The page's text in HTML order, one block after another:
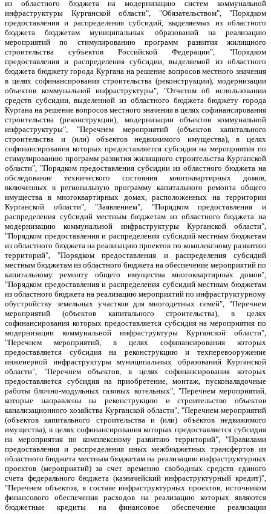
из областного бюджета на модернизацию систем коммунальной
инфраструктуры Курганской области", "Обязательством", "Порядком
предоставления и распределения субсидий, выделяемых из областного
бюджета бюджетам муниципальных образований на реализацию
мероприятий по стимулированию программ развития жилищного
строительства субъектов Российской Федерации", "Порядком
предоставления и распределения субсидии, выделяемой из областного
бюджета бюджету города Кургана на решение вопросов местного значения
в целях софинансирования строительства (реконструкции), модернизации
объектов коммунальной инфраструктуры", "Отчетом об использовании
средств субсидии, выделенной из областного бюджета бюджету города
Кургана на решение вопросов местного значения в целях софинансирования
строительства (реконструкции), модернизации объектов коммунальной
инфраструктуры", "Перечнем мероприятий (объектов капитального
строительства и (или) объектов недвижимого имущества), в целях
софинансирования которых предоставляется субсидия на мероприятия по
стимулированию программ развития жилищного строительства Курганской
области", "Порядком предоставления субсидии из областного бюджета на
обследование технического состояния многоквартирных домов,
включенных в региональную программу капитального ремонта общего
имущества в многоквартирных домах, расположенных на территории
Курганской области", "Заявлением", "Порядком предоставления и
распределения субсидий местным бюджетам из областного бюджета на
модернизацию коммунальной инфраструктуры Курганской области",
"Порядком предоставления и распределения субсидий местным бюджетам
из областного бюджета на реализацию проектов по комплексному развитию
территорий", "Порядком предоставления и распределения субсидий
местным бюджетам из областного бюджета на обеспечение мероприятий по
капитальному ремонту общего имущества многоквартирных домов",
"Порядком предоставления и распределения субсидий местным бюджетам
из областного бюджета на реализацию мероприятий по инфраструктурному
обустройству земельных участков для многодетных семей", "Перечнем
мероприятий (объектов капитального строительства), в целях
софинансирования которых предоставляется субсидия на мероприятия по
модернизации коммунальной инфраструктуры Курганской области",
"Перечнем мероприятий, в целях софинансирования которых
предоставляется субсидия на реконструкцию и техперевооружение
инженерной инфраструктуры муниципальных образований Курганской
области", "Перечнем объектов, в целях софинансирования которых
предоставляется субсидия на приобретение, монтаж, пусконаладочные
работы блочно-модульных газовых котельных", "Перечнем мероприятий,
которые направлены на реконструкцию и строительство объектов
канализационного хозяйства Курганской области", "Перечнем мероприятий
(объектов капитального строительства и (или) объектов недвижимого
имущества), в целях софинансирования которых предоставляется субсидия
на мероприятия по комплексному развитию территорий", "Правилами
предоставления и распределения иных межбюджетных трансфертов из
областного бюджета местным бюджетам на реализацию инфраструктурных
проектов (мероприятий) за счет временно свободных средств единого
счета федерального бюджета (казначейский инфраструктурный кредит)",
"Перечнем объектов, в составе инфраструктурных проектов, источником
финансового обеспечения расходов на реализацию которых являются
бюджетные кредиты на финансовое обеспечение реализации